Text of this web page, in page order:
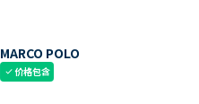
MARCO POLO
check价格包含